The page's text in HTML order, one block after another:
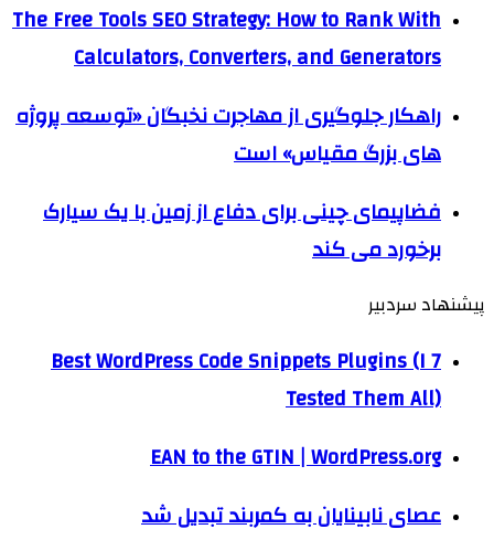
The Free Tools SEO Strategy: How to Rank With
Calculators, Converters, and Generators
راهکار جلوگیری از مهاجرت نخبگان «توسعه پروژه
های بزرگ مقیاس» است
فضاپیمای چینی برای دفاع از زمین با یک سیارک
برخورد می کند
پیشنهاد سردبیر
7 Best WordPress Code Snippets Plugins (I
Tested Them All)
EAN to the GTIN | WordPress.org
عصای نابینایان به کمربند تبدیل شد